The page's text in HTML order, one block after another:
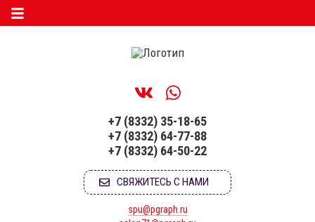
+7 (8332) 35-18-65
+7 (8332) 64-77-88
+7 (8332) 64-50-22
СВЯЖИТЕСЬ С НАМИ
spu@pgraph.ru